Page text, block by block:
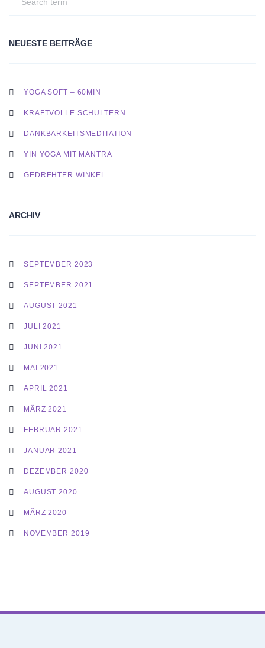
NEUESTE BEITRÄGE
YOGA SOFT – 60MIN
KRAFTVOLLE SCHULTERN
DANKBARKEITSMEDITATION
YIN YOGA MIT MANTRA
GEDREHTER WINKEL
ARCHIV
SEPTEMBER 2023
SEPTEMBER 2021
AUGUST 2021
JULI 2021
JUNI 2021
MAI 2021
APRIL 2021
MÄRZ 2021
FEBRUAR 2021
JANUAR 2021
DEZEMBER 2020
AUGUST 2020
MÄRZ 2020
NOVEMBER 2019